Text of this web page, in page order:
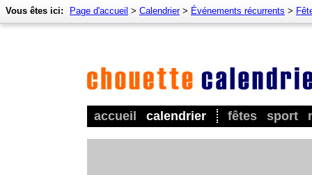
accueil calendrier fêtes sport
Vous êtes ici: Page d'accueil > Calendrier> Événements récurrents >